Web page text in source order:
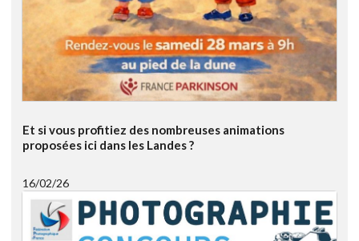
Et si vous profitiez des nombreuses animations
proposées ici dans les Landes ?
16/02/26